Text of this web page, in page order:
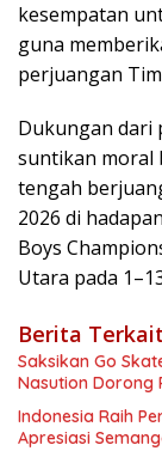
kesempatan
guna
perjuangan
Dukungan dari
suntikan moral
tengah
2026 di
Boys
Utara pada
Berita Terkait
Saksikan Go
Nasution Dorong
Indonesia Raih
Apresiasi